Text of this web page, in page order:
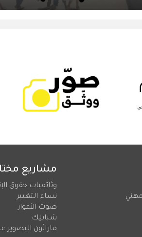
مشاريع
وثائقيات حقوق
نساء التغيير
صوت الأغوار
شبابلِك
ماراثون التصوير